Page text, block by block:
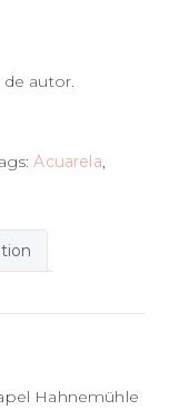
autor.
Acuarela
Hahnemühle